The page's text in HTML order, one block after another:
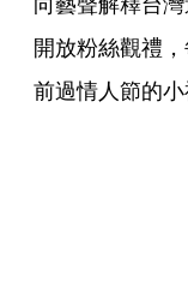
開放粉絲觀禮
前過情人節的小